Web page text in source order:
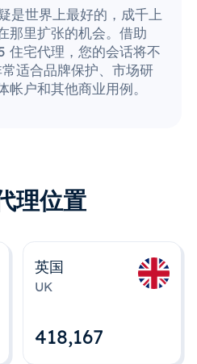
是世界上最好的，成千上
那里扩张的机会。借助
住宅代理，您的会话将不
适合品牌保护、市场研
帐户和其他商业用例。
理位置
英国
UK
418,167